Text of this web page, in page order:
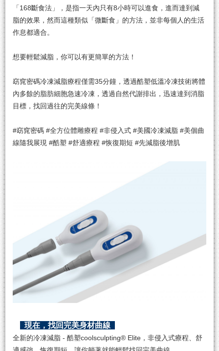
「168斷食法」，是指一天內只有8小時可以進食，進而達到減
脂的效果，然而這種類似「微斷食」的方法，並非每個人的生活
作息都適合。
想要輕鬆減脂，你可以有更簡單的方法！
窈窕密碼冷凍減脂療程僅需35分鐘，透過酷塑低溫冷凍技術將體
內多餘的脂肪細胞急速冷凍，透過自然代謝排出，迅速達到消脂
目標，找回過往的完美線條！
#窈窕密碼 #全方位體雕療程 #非侵入式 #美國冷凍減脂 #美個曲
線隨我展現 #酷塑 #舒適療程 #恢復期短 #先減脂後增肌
現在，找回完美身材曲線
全新的冷凍減脂 - 酷塑coolsculpting® Elite，非侵入式療程、舒